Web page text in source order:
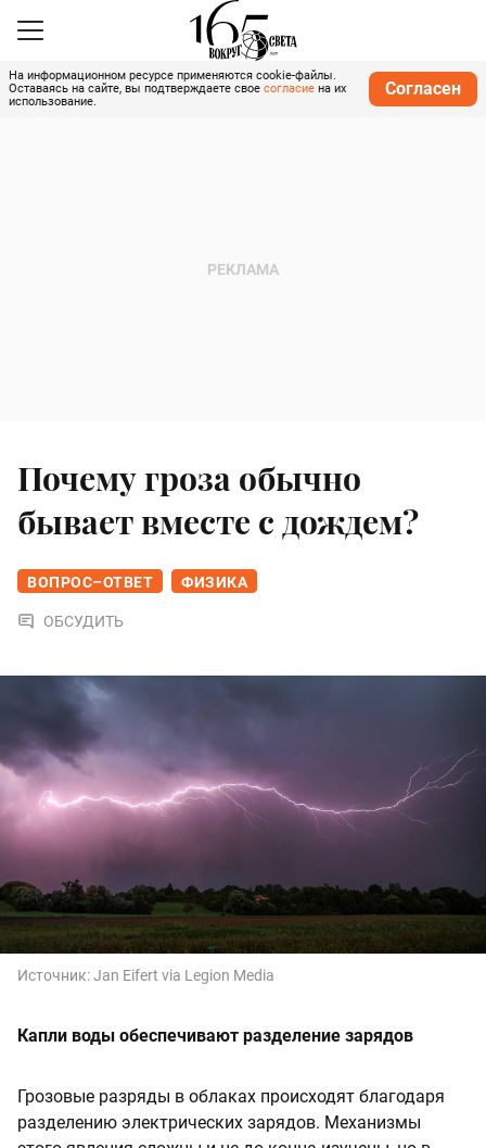
На информационном ресурсе применяются cookie-файлы.
Оставаясь на сайте, вы подтверждаете свое согласие на их
использование.
Согласен
Почему гроза обычно
бывает вместе с дождем?
ВОПРОС–ОТВЕТ ФИЗИКА
ОБСУДИТЬ
Источник:Jan Eifert via Legion Media
Капли воды обеспечивают разделение зарядов
Грозовые разряды в облаках происходят благодаря
разделению электрических зарядов. Механизмы